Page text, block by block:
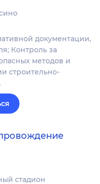
документации,
Контроль за
методов и
строительно-
стадион